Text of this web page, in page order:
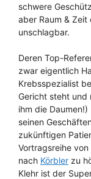
schwere
aber Raum & Zeit
unschlagbar.
Deren Top-
zwar eigentlich
Krebsspezialist
Gericht steht und
ihm die
seinen
zukünftigen
Vortragsreihe
nach Körbler zu
Klehr ist der